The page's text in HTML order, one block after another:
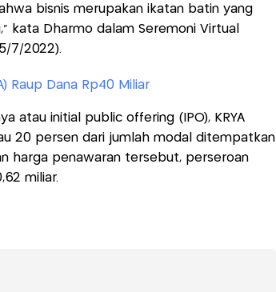
bisnis merupakan ikatan batin yang
kata Dharmo dalam Seremoni Virtual
7/2022).
Raup Dana Rp40 Miliar
atau initial public offering (IPO), KRYA
20 persen dari jumlah modal ditempatkan
harga penawaran tersebut, perseroan
miliar.